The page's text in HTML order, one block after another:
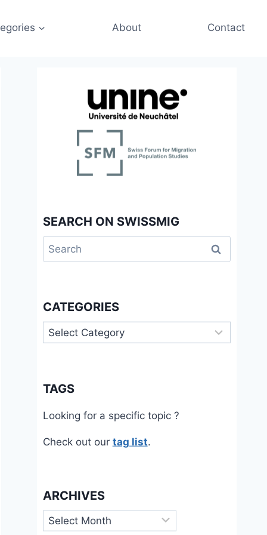
About Contact
SEARCH ON SWISSMIG
Search
for:
CATEGORIES
Categories
TAGS
Looking for a specific topic ?
Check out our tag list.
ARCHIVES
Archives